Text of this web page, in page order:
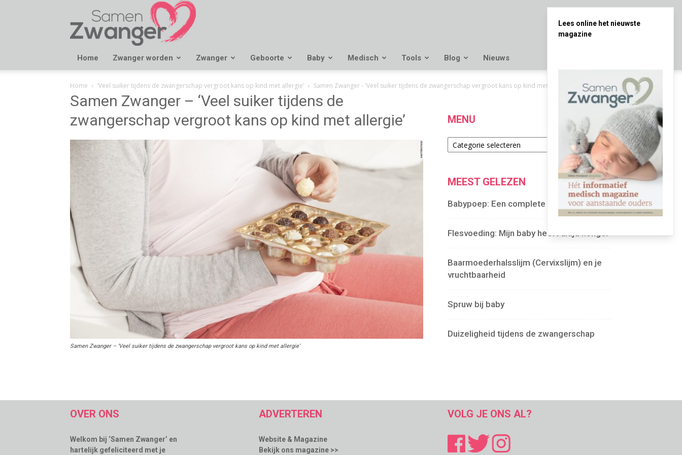
Samen
Zwanger
Home Zwanger worden Zwanger Geboorte Baby Medisch Tools Blog Nieuws
Home ‘Veel suiker tijdens de zwangerschap vergroot kans op kind met allergie’ Samen Zwanger - 'Veel suiker tijdens de zwangerschap vergroot kans op kind met allergie'
Samen Zwanger – ‘Veel suiker tijdens de
zwangerschap vergroot kans op kind met allergie’
Samen Zwanger – ‘Veel suiker tijdens de zwangerschap vergroot kans op kind met allergie’
MENU
Menu
MEEST GELEZEN
Babypoep: Een complete gids
Flesvoeding: Mijn baby heeft altijd honger
Baarmoederhalsslijm (Cervixslijm) en je
vruchtbaarheid
Spruw bij baby
Duizeligheid tijdens de zwangerschap
OVER ONS
Welkom bij ‘Samen Zwanger’ en
hartelijk gefeliciteerd met je
ADVERTEREN
Website & Magazine
Bekijk ons magazine >>
VOLG JE ONS AL?
Lees online het nieuwste
magazine